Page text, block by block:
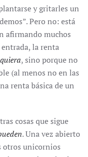
y gritarles un
Pero no: está
afirmando muchos
entrada, la renta
, sino porque no
(al menos no en las
renta básica de un
cosas que sigue
. Una vez abierto
otros unicornios